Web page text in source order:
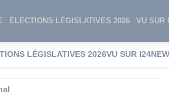
ÉLECTIONS LÉGISLATIVES 2026 VU SUR
LÉGISLATIVES 2026VU SUR